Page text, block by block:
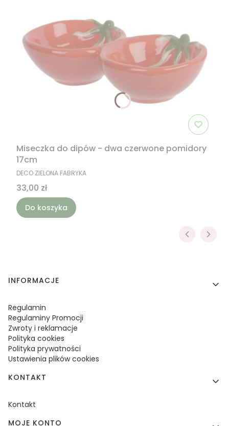
Miseczka do dipów - dwa czerwone pomidory
17cm
PRODUCENT
DECO ZIELONA FABRYKA
Cena
33,00 zł
Do koszyka
Linki w stopce
INFORMACJE
Regulamin
Regulaminy Promocji
Zwroty i reklamacje
Polityka cookies
Polityka prywatności
Ustawienia plików cookies
KONTAKT
Kontakt
MOJE KONTO